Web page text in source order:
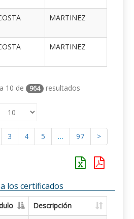
MARTINEZ
MARTINEZ
10 de 964 resultados
3 4 5 … 97 >
los certificados
Descripción